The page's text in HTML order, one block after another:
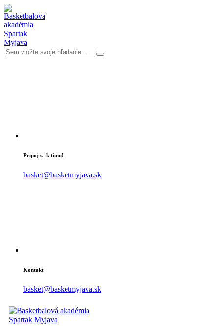
Pripoj sa k tímu!
basket@basketmyjava.sk
Kontakt
basket@basketmyjava.sk